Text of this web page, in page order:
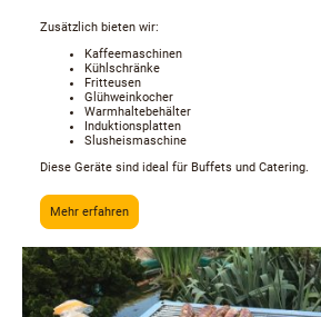
Zusätzlich bieten wir:
Kaffeemaschinen
Kühlschränke
Fritteusen
Glühweinkocher
Warmhaltebehälter
Induktionsplatten
Slusheismaschine
Diese Geräte sind ideal für Buffets und Catering.
Mehr erfahren